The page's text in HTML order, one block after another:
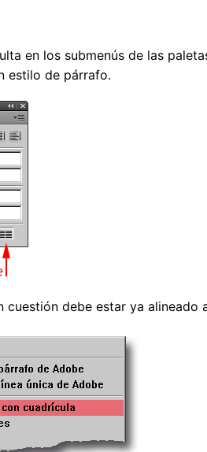
en los submenús de las
estilo de párrafo.
cuestión debe estar ya alineado